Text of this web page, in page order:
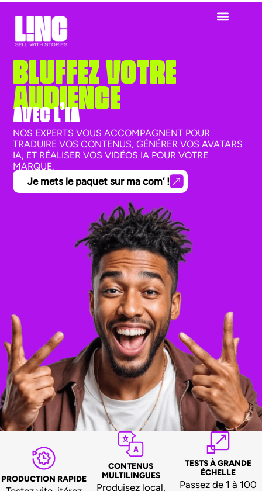
BLUFFEZ VOTRE
AUDIENCE
AVEC L’IA
NOS EXPERTS VOUS ACCOMPAGNENT POUR
TRADUIRE VOS CONTENUS, GÉNÉRER VOS AVATARS
IA, ET RÉALISER VOS VIDÉOS IA POUR VOTRE
MARQUE.
Je mets le paquet sur ma com’ !
PRODUCTION RAPIDE
CONTENUS
MULTILINGUES
Produisez local,
TESTS À GRANDE
ÉCHELLE
Passez de 1 à 100